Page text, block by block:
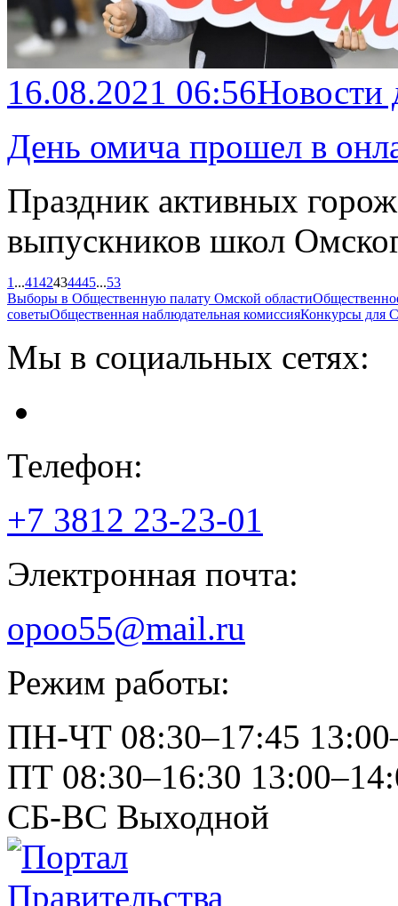
16.08.2021 06:56
День омича прошел в
Праздник активных
выпускников школ
1 ...4142434445...53
Выборы в Общественную палату Омской области
советыОбщественная наблюдательная комиссияКонкурсы
Мы в социальных сетях:
Телефон:
+7 3812 23-23-01
Электронная почта:
opoo55@mail.ru
Режим работы:
ПН-ЧТ 08:30–17:45
ПТ 08:30–16:30
СБ-ВС Выходной